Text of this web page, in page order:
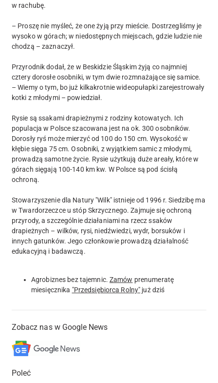
w rachubę.
– Proszę nie myśleć, że one żyją przy mieście. Dostrzegliśmy je
wysoko w górach; w niedostępnych miejscach, gdzie ludzie nie
chodzą – zaznaczył.
Przyrodnik dodał, że w Beskidzie Śląskim żyją co najmniej
cztery dorosłe osobniki, w tym dwie rozmnażające się samice.
– Wiemy o tym, bo już kilkakrotnie wideopułapki zarejestrowały
kotki z młodymi – powiedział.
Rysie są ssakami drapieżnymi z rodziny kotowatych. Ich
populacja w Polsce szacowana jest na ok. 300 osobników.
Dorosły ryś może mierzyć od 100 do 150 cm. Wysokość w
kłębie sięga 75 cm. Osobniki, z wyjątkiem samic z młodymi,
prowadzą samotne życie. Rysie użytkują duże areały, które w
górach sięgają 100-140 km kw. W Polsce są pod ścisłą
ochroną.
Stowarzyszenie dla Natury "Wilk" istnieje od 1996 r. Siedzibę ma
w Twardorzeczce u stóp Skrzycznego. Zajmuje się ochroną
przyrody, a szczególnie działaniami na rzecz ssaków
drapieżnych – wilków, rysi, niedźwiedzi, wydr, borsuków i
innych gatunków. Jego członkowie prowadzą działalność
edukacyjną i badawczą.
Agrobiznes bez tajemnic. Zamów prenumeratę
miesięcznika "Przedsiębiorca Rolny" już dziś
Zobacz nas w Google News
Poleć